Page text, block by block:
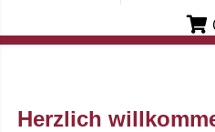
Herzlich